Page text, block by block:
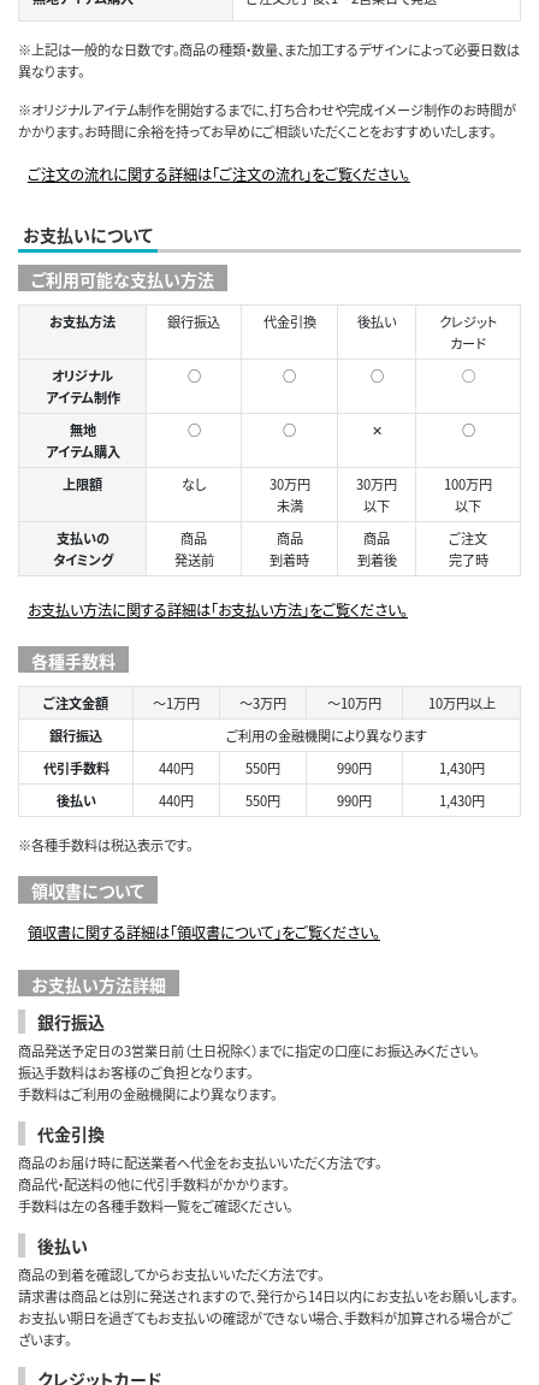
※上記は一般的な日数です。商品の種類・数量、また加工するデザインによって必要日数は
異なります。
※オリジナルアイテム制作を開始するまでに、打ち合わせや完成イメージ制作のお時間が
かかります。お時間に余裕を持ってお早めにご相談いただくことをおすすめいたします。
ご注文の流れに関する詳細は「ご注文の流れ」をご覧ください。
お支払いについて
ご利用可能な支払い方法
お支払方法 銀行振込 代金引換 後払い
クレジット
カード
オリジナル
アイテム制作
○ ○ ○ ◯
無地
アイテム購入
○ ○ ✕ ○
上限額 なし
30万円
未満
30万円
以下
100万円
以下
支払いの
タイミング
商品
発送前
商品
到着時
商品
到着後
ご注文
完了時
お支払い方法に関する詳細は「お支払い方法」をご覧ください。
各種手数料
ご注文金額 ～1万円 ～3万円 ～10万円
10万円以上
銀行振込
ご利用の金融機関により異なります
代引手数料
440円 550円 990円
1,430円
後払い
440円 550円 990円 1,430円
※各種手数料は税込表示です。
領収書について
領収書に関する詳細は「領収書について」をご覧ください。
お支払い方法詳細
銀行振込
商品発送予定日の3営業日前（土日祝除く）までに指定の口座にお振込みください。
振込手数料はお客様のご負担となります。
手数料はご利用の金融機関により異なります。
代金引換
商品のお届け時に配送業者へ代金をお支払いいただく方法です。
商品代・配送料の他に代引手数料がかかります。
手数料は左の各種手数料一覧をご確認ください。
後払い
商品の到着を確認してからお支払いいただく方法です。
請求書は商品とは別に発送されますので、発行から14日以内にお支払いをお願いします。
お支払い期日を過ぎてもお支払いの確認ができない場合、手数料が加算される場合がご
ざいます。
クレジットカード